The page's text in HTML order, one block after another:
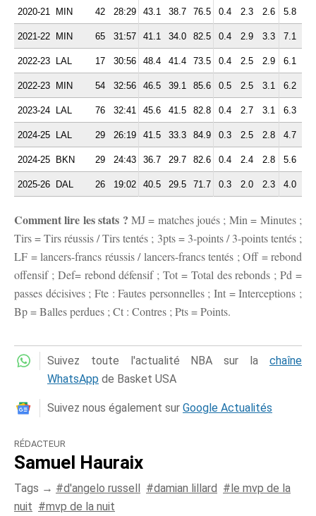
2020-21 MIN 42 28:29 43.1 38.7 76.5 0.4 2.3 2.6 5.8
2021-22 MIN 65 31:57 41.1 34.0 82.5 0.4 2.9 3.3 7.1
2022-23 LAL 17 30:56 48.4 41.4 73.5 0.4 2.5 2.9 6.1
2022-23 MIN 54 32:56 46.5 39.1 85.6 0.5 2.5 3.1 6.2
2023-24 LAL 76 32:41 45.6 41.5 82.8 0.4 2.7 3.1 6.3
2024-25 LAL 29 26:19 41.5 33.3 84.9 0.3 2.5 2.8 4.7
2024-25 BKN 29 24:43 36.7 29.7 82.6 0.4 2.4 2.8 5.6
2025-26 DAL 26 19:02 40.5 29.5 71.7 0.3 2.0 2.3 4.0
Comment lire les stats ? MJ = matches joués ; Min = Minutes ;
Tirs = Tirs réussis / Tirs tentés ; 3pts = 3-points / 3-points tentés ;
LF = lancers-francs réussis / lancers-francs tentés ; Off = rebond
offensif ; Def= rebond défensif ; Tot = Total des rebonds ; Pd =
passes décisives ; Fte : Fautes personnelles ; Int = Interceptions ;
Bp = Balles perdues ; Ct : Contres ; Pts = Points.
Suivez toute l'actualité NBA sur la chaîne
WhatsApp de Basket USA
Suivez nous également sur Google Actualités
RÉDACTEUR
Samuel Hauraix
Tags → d'angelo russell damian lillard
le mvp de la
nuit
mvp de la nuit